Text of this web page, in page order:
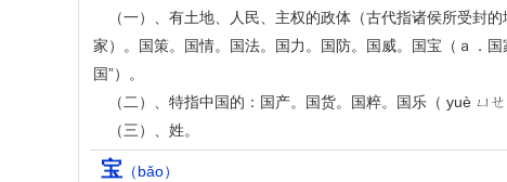
（一）、有土地、人民、主权的政体（古代指诸侯所受封
家）。国策。国情。国法。国力。国防。国威。国宝（ａ．
国”）。
（二）、特指中国的：国产。国货。国粹。国乐（ yuè ㄩㄝ
（三）、姓。
宝 （bǎo）